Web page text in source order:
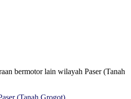
bermotor lain wilayah Paser (Tanah